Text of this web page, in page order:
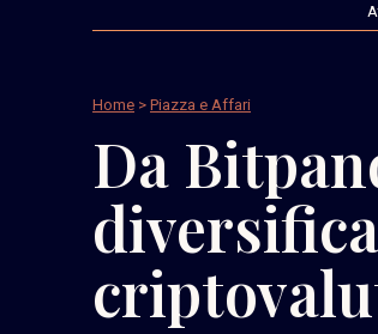
Home > Piazza e Affari
Da